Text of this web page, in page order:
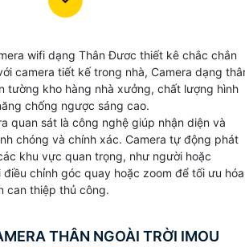
là camera bullet hoàn toàn có thể
qua các tòa nhà có yêu cầu an ninh,
dễ dàng có thể bắt gặp các sản phẩm
wifi dạng Thân Đươc thiết kê chắc chắn
camera tiết kế trong nhà, Camera dạng
tường kho hàng nhà xưởng, chất lượng hình
chống ngược sáng cao.
quan sát là công nghệ giúp nhận diện và
chóng và chính xác. Camera tự động phát
khu vực quan trọng, như người hoặc
chỉnh góc quay hoặc zoom để tối ưu hóa
can thiệp thủ công.
THÂN NGOÀI TRỜI IMOU